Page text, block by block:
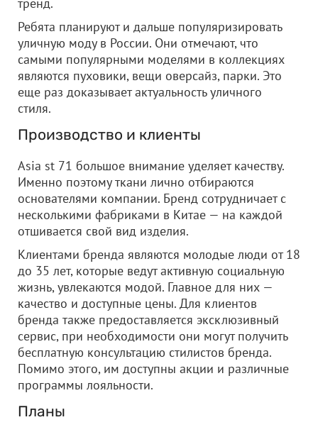
Ребята планируют и дальше популяризировать
уличную моду в России. Они отмечают, что
самыми популярными моделями в коллекциях
являются пуховики, вещи оверсайз, парки. Это
еще раз доказывает актуальность уличного
стиля.
Производство и клиенты
Asia st 71 большое внимание уделяет качеству.
Именно поэтому ткани лично отбираются
основателями компании. Бренд сотрудничает с
несколькими фабриками в Китае — на каждой
отшивается свой вид изделия.
Клиентами бренда являются молодые люди от 18
до 35 лет, которые ведут активную социальную
жизнь, увлекаются модой. Главное для них —
качество и доступные цены. Для клиентов
бренда также предоставляется эксклюзивный
сервис, при необходимости они могут получить
бесплатную консультацию стилистов бренда.
Помимо этого, им доступны акции и различные
программы лояльности.
Планы